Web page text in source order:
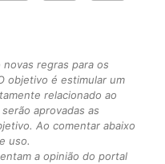
novas regras para os
objetivo é estimular um
relacionado ao
aprovadas as
Ao comentar abaixo
uso.
a opinião do portal